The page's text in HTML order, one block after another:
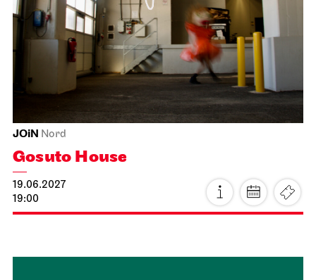
Triple Bill
FOR MAURICE
19.06.2027
19:00 - 21:30